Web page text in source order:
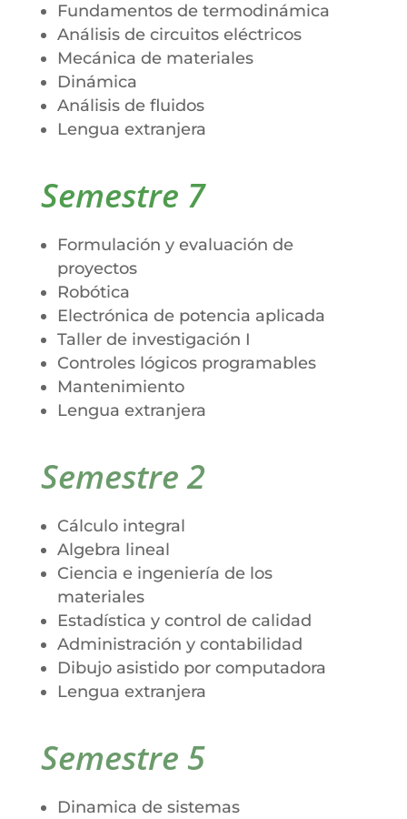
Fundamentos de termodinámica
Análisis de circuitos eléctricos
Mecánica de materiales
Dinámica
Análisis de fluidos
Lengua extranjera
Semestre 7
Formulación y evaluación de
proyectos
Robótica
Electrónica de potencia aplicada
Taller de investigación I
Controles lógicos programables
Mantenimiento
Lengua extranjera
Semestre 2
Cálculo integral
Algebra lineal
Ciencia e ingeniería de los
materiales
Estadística y control de calidad
Administración y contabilidad
Dibujo asistido por computadora
Lengua extranjera
Semestre 5
Dinamica de sistemas